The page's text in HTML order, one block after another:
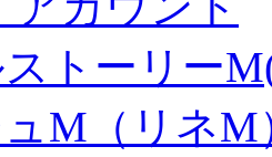
トーリー
M（リネM